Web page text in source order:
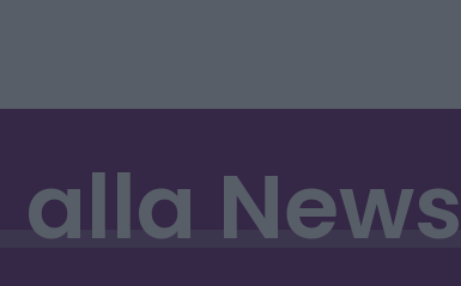
alla